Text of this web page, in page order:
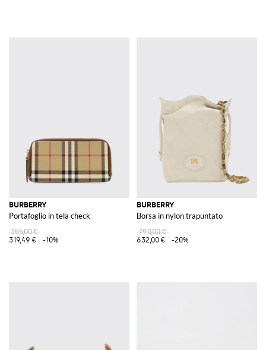
BURBERRY
Portafoglio in tela check
355,00 €
319,49 €
-10%
BURBERRY
Borsa in nylon trapuntato
790,00 €
632,00 €
-20%